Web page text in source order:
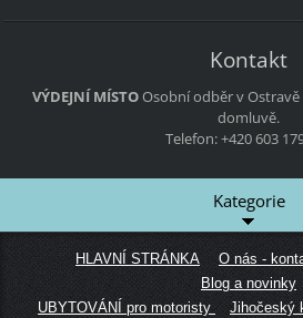
Kontakt
VÝDEJNÍ MÍSTOOsobní odběr v
domluvě.
Telefon: +420 603
Kategorie
HLAVNÍ STRÁNKA O nás -
Blog a novinky
UBYTOVÁNÍ pro motoristy
Jihočeský